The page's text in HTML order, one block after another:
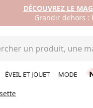
DÉCOUVREZ LE
Grandir dehors :
ÉVEIL ET JOUET MODE